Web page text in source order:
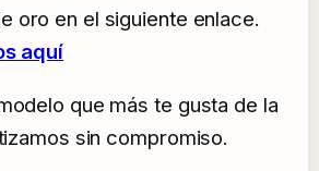
oro en el siguiente enlace.
aquí
que más te gusta de la
sin compromiso.